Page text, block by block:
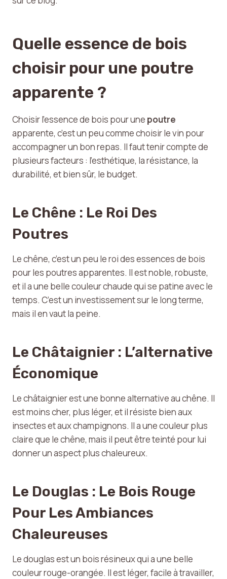
Quelle essence de bois
choisir pour une poutre
apparente ?
Choisir l’essence de bois pour une poutre
apparente, c’est un peu comme choisir le vin pour
accompagner un bon repas. Il faut tenir compte de
plusieurs facteurs : l’esthétique, la résistance, la
durabilité, et bien sûr, le budget.
Le Chêne : Le Roi Des
Poutres
Le chêne, c’est un peu le roi des essences de bois
pour les poutres apparentes. Il est noble, robuste,
et il a une belle couleur chaude qui se patine avec le
temps. C’est un investissement sur le long terme,
mais il en vaut la peine.
Le Châtaignier : L’alternative
Économique
Le châtaignier est une bonne alternative au chêne. Il
est moins cher, plus léger, et il résiste bien aux
insectes et aux champignons. Il a une couleur plus
claire que le chêne, mais il peut être teinté pour lui
donner un aspect plus chaleureux.
Le Douglas : Le Bois Rouge
Pour Les Ambiances
Chaleureuses
Le douglas est un bois résineux qui a une belle
couleur rouge-orangée. Il est léger, facile à travailler,